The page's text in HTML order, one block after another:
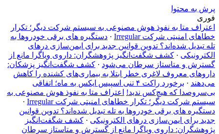
پرش به محتوا
فوری
اعتراف متا به نفوذ هوش مصنوعی به سیستم شرکت دیگر؛ تکرار
خطاهای امنیتی شرکت Irregular
· دستگیره‌ های برقی خودروها به
تله تبدیل شده‌اند؟ تدوین قوانین جدید برای ایمن‌سازی درهای
الکترونیکی · کشف شگفت‌انگیز پژوهشگران: داروی ویاگرا مانع از
گسترش و متاستاز سرطان می‌شود · کشف شگفت‌انگیز پزشکان:
داروهای معروف لاغری خطر ابتلا به بیماری‌های کشنده را کاهش
می‌دهند ·
برخورد راکت ۴ تنی اسپیس ایکس به ماه؛ اتفاقی
بی‌سروصدا که هیچ‌کس ندید!
اعتراف متا به نفوذ هوش مصنوعی به
سیستم شرکت دیگر؛ تکرار خطاهای امنیتی شرکت Irregular
·
دستگیره‌ های برقی خودروها به تله تبدیل شده‌اند؟ تدوین قوانین
جدید برای ایمن‌سازی درهای الکترونیکی · کشف شگفت‌انگیز
پژوهشگران: داروی ویاگرا مانع از گسترش و متاستاز سرطان